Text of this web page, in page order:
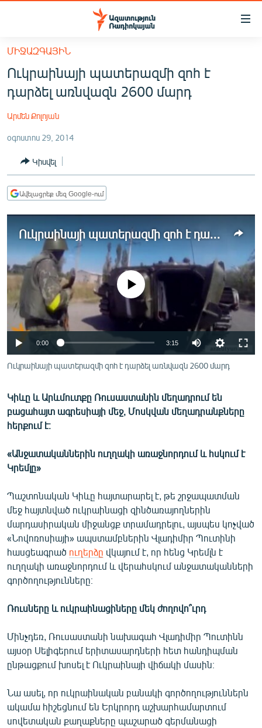
Մատչելիության
հիմնական
բովանդակությանը
հիմնական
մենյուին
ՀԱՅԱՍՏԱՆ
ՔԱՂԱՔԱԿԱՆ
ԸՆՏՐՈՒԹՅՈՒՆՆԵՐ 2026
ԻՐԱՎՈՒՆՔ
ՀԱՍԱՐԱԿՈՒԹՅՈՒՆ
ՏՆՏԵՍՈՒԹՅՈՒՆ
ՊԱՏԵՐԱԶՄԻ 6 ՇԱԲԱԹՆԵՐԸ
ՏԱՐԱԾԱՇՐՋԱՆ
ՄԻՋԱԶԳԱՅԻՆ
ՄՇԱԿՈՒՅԹ
ՍՊՈՐՏ
ՏՏ ԵՒ ԻՆՏԵՐՆԵՏ
ԱՐԽԻՎ
ՏԵՍԱՆՅՈՒԹԵՐ
ՁԳՏԵԼՈՎ ԼԱՎԱԳՈՒՅՆԻՆ
Հայերեն
English
Русский
ՀԵՏԵՎԵՔ ՄԵԶ
«Ազատության» բոլոր կայքերը
ՄԻՋԱԶԳԱՅԻՆ
Ուկրաինայի պատերազմի զոհ է
դարձել առնվազն 2600 մարդ
Արմեն Քոլոյան
օգոստոս 29, 2014
Կիսվել
Ավելացրեք մեզ Google-ում
Ուկրաինայի պատերազմի զոհ է դարձել առնվազն 2600 մարդ
No media source currently available
0:00 3:15
Ուկրաինայի պատերազմի զոհ է դարձել առնվազն 2600 մարդ
Կիևը և Արևմուտքը Ռուսաստանին մեղադրում են
բացահայտ ագրեսիայի մեջ, Մոսկվան մեղադրանքները
հերքում է։
«Անջատականներին ուղղակի առաջնորդում և հսկում է
Կրեմլը»
Պաշտոնական Կիևը հայտարարել է, թե շրջապատման
մեջ հայտնված ուկրաինացի զինծառայողներին
մարդասիրական միջանցք տրամադրելու, այսպես կոչված
«Նովոռոսիայի» ապստամբներին Վլադիմիր Պուտինի
հասցեագրած ուղերձը վկայում է, որ հենց Կրեմլն է
ուղղակի առաջնորդում և վերահսկում անջատականների
գործողությունները։
Ռուսները և ուկրաինացիները մեկ ժողովո՞ւրդ
Մինչդեռ, Ռուսաստանի նախագահ Վլադիմիր Պուտինն
այսօր Սելիգերում երիտասարդների հետ հանդիպման
ընթացքում խոսել է Ուկրաինայի վիճակի մասին։
Նա ասել, որ ուկրաինական բանակի գործողություններն
ակամա հիշեցնում են Երկրորդ աշխարհամարտում
սովետական քաղաքները պաշարած գերմանացի